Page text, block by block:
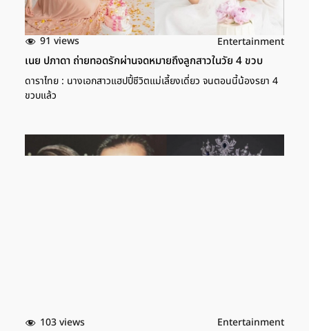
91 views Entertainment
เนย ปภาดา ถ่ายทอดรักผ่านจดหมายถึงลูกสาวในวัย 4 ขวบ
ดาราไทย : นางเอกสาวแฮปปี้ชีวิตแม่เลี้ยงเดี่ยว จนตอนนี้น้องรยา 4
ขวบแล้ว
103 views Entertainment